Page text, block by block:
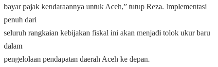
bayar pajak kendaraannya untuk Aceh,” tutup Reza. Implementasi
penuh dari
seluruh rangkaian kebijakan fiskal ini akan menjadi tolok ukur baru
dalam
pengelolaan pendapatan daerah Aceh ke depan.